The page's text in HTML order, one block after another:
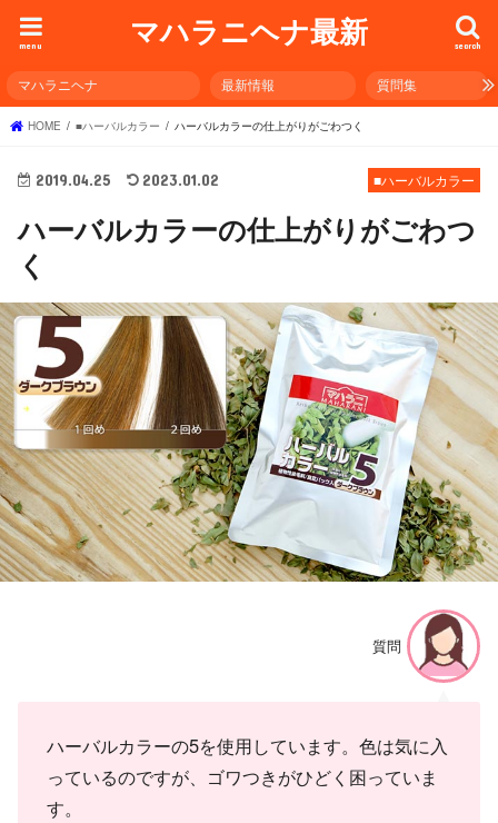
マハラニヘナ最新 search
menu
マハラニヘナ 最新情報 質問集
HOME ■ハーバルカラー ハーバルカラーの仕上がりがごわつく
■ハーバルカラー
2019.04.25 2023.01.02
ハーバルカラーの仕上がりがごわつ
く
質問
ハーバルカラーの5を使用しています。色は気に入
っているのですが、ゴワつきがひどく困っていま
す。